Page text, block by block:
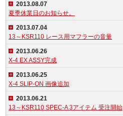
2013.08.07
夏季休業日のお知らせ。
2013.07.04
13～KSR110 レース用マフラーの音量
2013.06.26
X-4 EX ASSY完成
2013.06.25
X-4 SLIP-ON 画像追加
2013.06.21
13～KSR110 SPEC-A 3アイテム 受注開始